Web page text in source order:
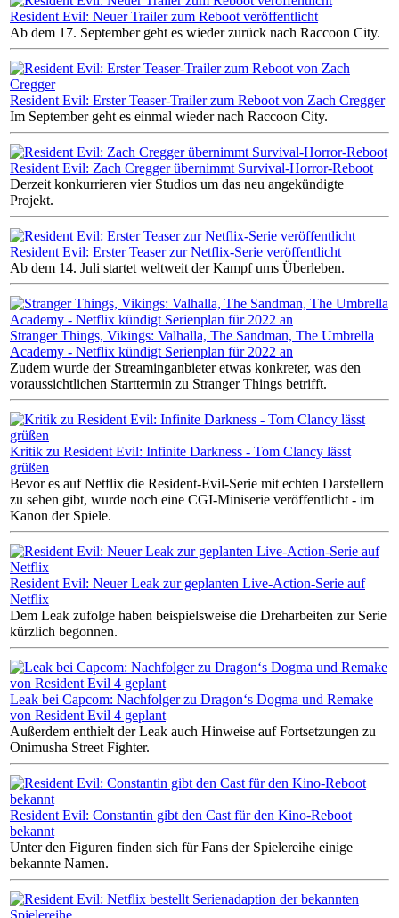
Resident Evil: Neuer Trailer zum Reboot veröffentlicht
Ab dem 17. September geht es wieder zurück nach Raccoon City.
Resident Evil: Erster Teaser-Trailer zum Reboot von Zach Cregger
Im September geht es einmal wieder nach Raccoon City.
Resident Evil: Zach Cregger übernimmt Survival-Horror-Reboot
Derzeit konkurrieren vier Studios um das neu angekündigte
Projekt.
Resident Evil: Erster Teaser zur Netflix-Serie veröffentlicht
Ab dem 14. Juli startet weltweit der Kampf ums Überleben.
Stranger Things, Vikings: Valhalla, The Sandman, The Umbrella
Academy - Netflix kündigt Serienplan für 2022 an
Zudem wurde der Streaminganbieter etwas konkreter, was den
voraussichtlichen Starttermin zu Stranger Things betrifft.
Kritik zu Resident Evil: Infinite Darkness - Tom Clancy lässt
grüßen
Bevor es auf Netflix die Resident-Evil-Serie mit echten Darstellern
zu sehen gibt, wurde noch eine CGI-Miniserie veröffentlicht - im
Kanon der Spiele.
Resident Evil: Neuer Leak zur geplanten Live-Action-Serie auf
Netflix
Dem Leak zufolge haben beispielsweise die Dreharbeiten zur Serie
kürzlich begonnen.
Leak bei Capcom: Nachfolger zu Dragon‘s Dogma und Remake
von Resident Evil 4 geplant
Außerdem enthielt der Leak auch Hinweise auf Fortsetzungen zu
Onimusha Street Fighter.
Resident Evil: Constantin gibt den Cast für den Kino-Reboot
bekannt
Unter den Figuren finden sich für Fans der Spielereihe einige
bekannte Namen.